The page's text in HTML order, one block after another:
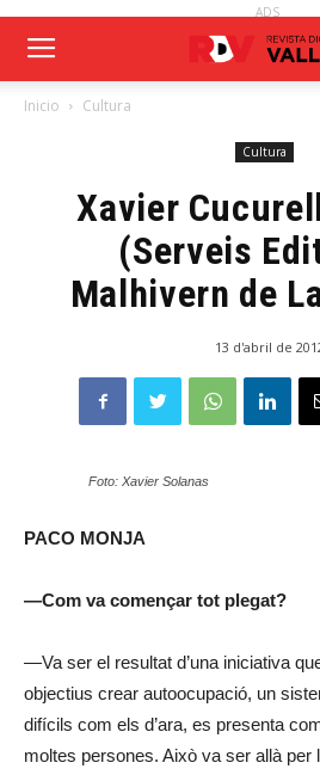
ADS
Inicio Cultura
Cultura
Xavier
(Serveis
Malhivern de
13 d'abril de
Foto: Xavier Solanas
PACO MONJA
—Com va començar tot plegat?
—Va ser el resultat d’una iniciativa
objectius crear autoocupació, un
difícils com els d’ara, es presenta
moltes persones. Això va ser allà per